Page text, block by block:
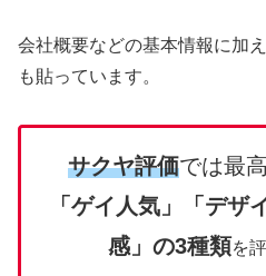
会社概要などの基本情報に加
も貼っています。
サクヤ評価では最
「ゲイ人気」「デザ
感」の3種類を